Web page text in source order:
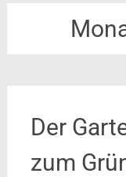
Der
zum